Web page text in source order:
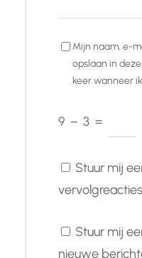
Mijn naam, e-
opslaan in
keer wanneer
9 − 3 =
Stuur mij
Stuur mij
nieuwe